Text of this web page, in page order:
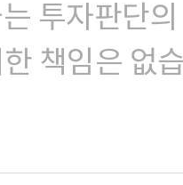
투자판단
책임은 없